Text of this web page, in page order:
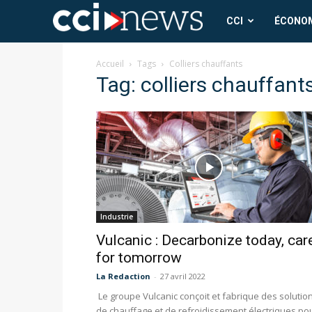
CCI
News
CCI
Accueil Tags Colliers chauffants
Tag: colliers
Industrie
Vulcanic : Decarbonize today,
for tomorrow
La Redaction - 27 avril 2022
Le groupe Vulcanic conçoit et fabrique des